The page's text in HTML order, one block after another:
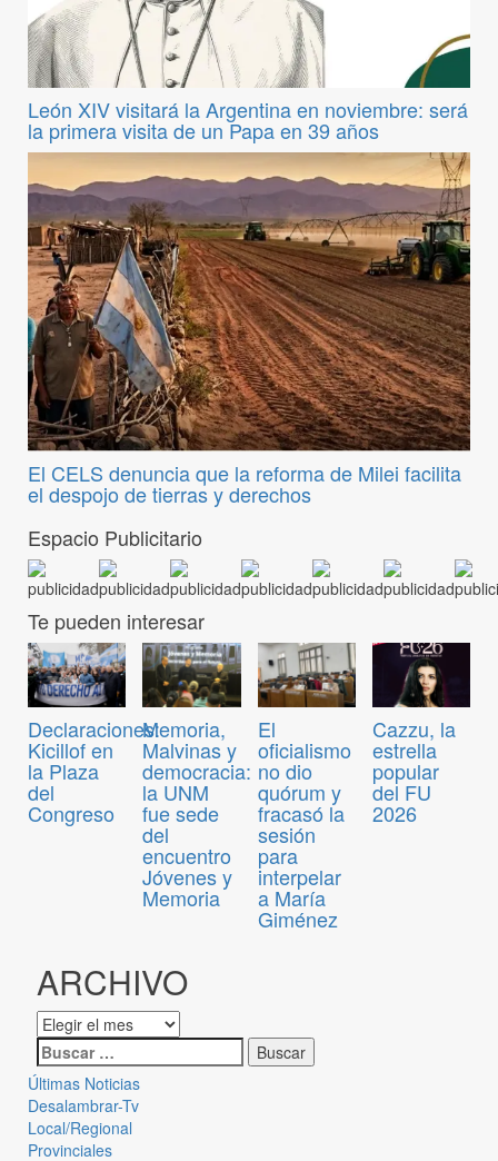
León XIV visitará la Argentina en noviembre: será
la primera visita de un Papa en 39 años
El CELS denuncia que la reforma de Milei facilita
el despojo de tierras y derechos
Espacio Publicitario
Te pueden interesar
Declaraciones:
Kicillof en
la Plaza
del
Congreso
Memoria,
Malvinas y
democracia:
la UNM
fue sede
del
encuentro
Jóvenes y
Memoria
El
oficialismo
no dio
quórum y
fracasó la
sesión
para
interpelar
a María
Giménez
Cazzu, la
estrella
popular
del FU
2026
ARCHIVO
Últimas Noticias
Desalambrar-Tv
Local/Regional
Provinciales